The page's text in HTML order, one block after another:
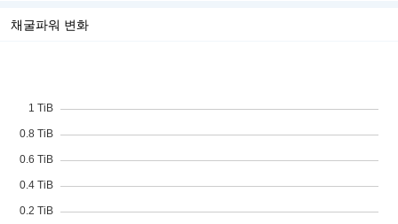
채굴파워 변화